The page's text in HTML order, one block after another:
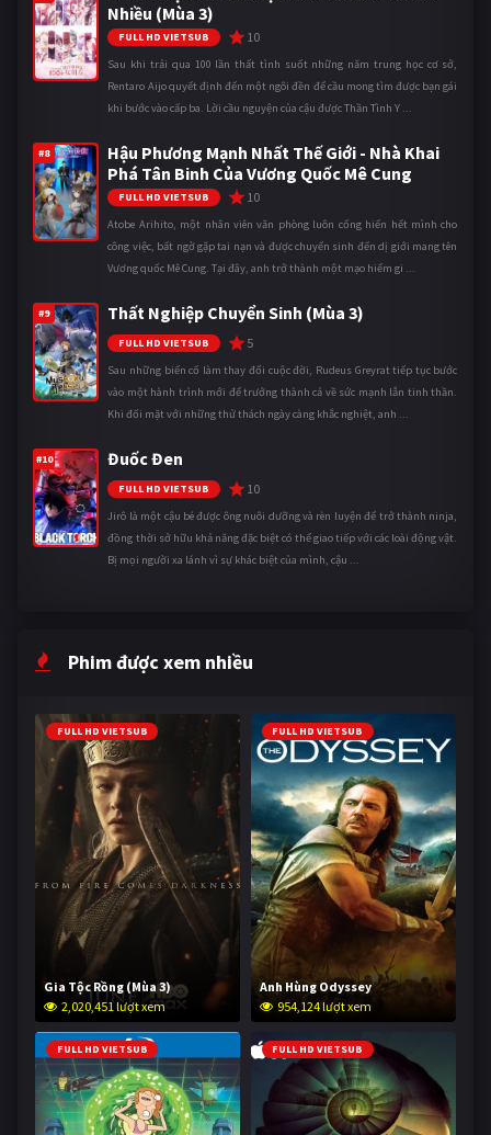
Nhiều (Mùa 3)
FULL HD VIETSUB 10
Sau khi trải qua 100 lần thất tình suốt những năm trung học cơ sở,
Rentaro Aijo quyết định đến một ngôi đền để cầu mong tìm được bạn gái
khi bước vào cấp ba. Lời cầu nguyện của cậu được Thần Tình Y ...
#8
Hậu Phương Mạnh Nhất Thế Giới - Nhà Khai
Phá Tân Binh Của Vương Quốc Mê Cung
FULL HD VIETSUB 10
Atobe Arihito, một nhân viên văn phòng luôn cống hiến hết mình cho
công việc, bất ngờ gặp tai nạn và được chuyển sinh đến dị giới mang tên
Vương quốc Mê Cung. Tại đây, anh trở thành một mạo hiểm gi ...
#9 Thất Nghiệp Chuyển Sinh (Mùa 3)
FULL HD VIETSUB 5
Sau những biến cố làm thay đổi cuộc đời, Rudeus Greyrat tiếp tục bước
vào một hành trình mới để trưởng thành cả về sức mạnh lẫn tinh thần.
Khi đối mặt với những thử thách ngày càng khắc nghiệt, anh ...
#10 Đuốc Đen
FULL HD VIETSUB 10
Jirô là một cậu bé được ông nuôi dưỡng và rèn luyện để trở thành ninja,
đồng thời sở hữu khả năng đặc biệt có thể giao tiếp với các loài động vật.
Bị mọi người xa lánh vì sự khác biệt của mình, cậu ...
Phim được xem nhiều
FULL HD VIETSUB
Gia Tộc Rồng (Mùa 3)
2,020,451 lượt xem
FULL HD VIETSUB
Anh Hùng Odyssey
954,124 lượt xem
FULL HD VIETSUB FULL HD VIETSUB